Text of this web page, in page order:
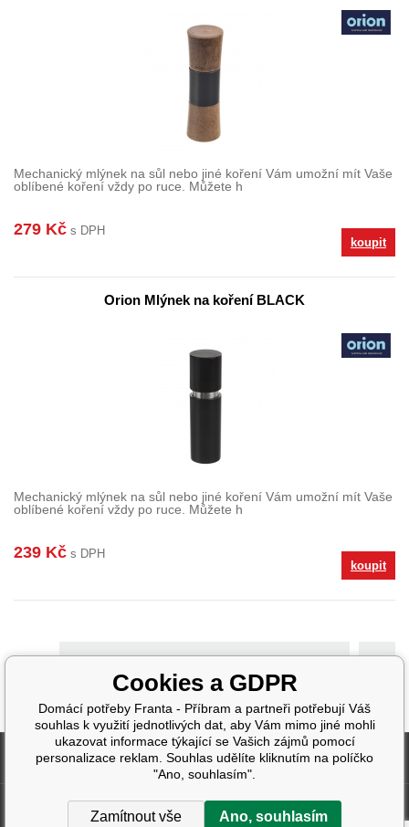
Mechanický mlýnek na sůl nebo jiné koření Vám umožní mít Vaše
oblíbené koření vždy po ruce. Můžete h
279 Kč s DPH
koupit
Orion Mlýnek na koření BLACK
Mechanický mlýnek na sůl nebo jiné koření Vám umožní mít Vaše
oblíbené koření vždy po ruce. Můžete h
239 Kč s DPH
koupit
>
Fakturační údaje
Další informace
Cookies a GDPR
Domácí potřeby Franta - Příbram a partneři potřebují Váš
souhlas k využití jednotlivých dat, aby Vám mimo jiné mohli
ukazovat informace týkající se Vašich zájmů pomocí
personalizace reklam. Souhlas udělíte kliknutím na políčko
"Ano, souhlasím".
Zamítnout vše Ano, souhlasím